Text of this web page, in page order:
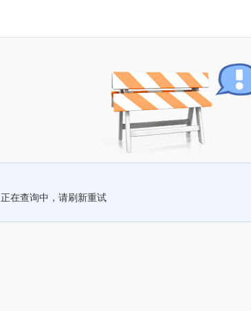
正在查询中，请刷新重试